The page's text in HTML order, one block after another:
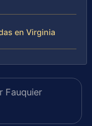
en Virginia